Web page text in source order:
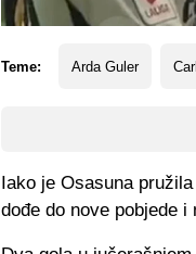
Teme: Arda Guler
Iako je Osasuna
dođe do nove pobjede